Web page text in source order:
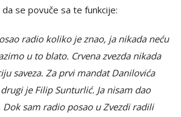
da se povuče sa te funkcije:
radio koliko je znao, ja nikada neću
u to blato. Crvena zvezda nikada
saveza. Za prvi mandat Danilovića
je Filip Sunturlić. Ja nisam dao
sam radio posao u Zvezdi radili